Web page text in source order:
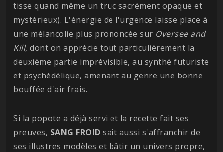
tisse quand même un truc sacrément opaque et
mystérieux). L'énergie de l'urgence laisse place à
une mélancolie plus prononcée sur Oversee and
Kill, dont on apprécie tout particulièrement la
deuxième partie imprévisible, au synthé futuriste
et psychédélique, amenant au genre une bonne
bouffée d'air frais.
Si la popote a déjà servi et la recette fait ses
preuves, SANG FROID sait aussi s'affranchir de
ses illustres modèles et bâtir un univers propre,